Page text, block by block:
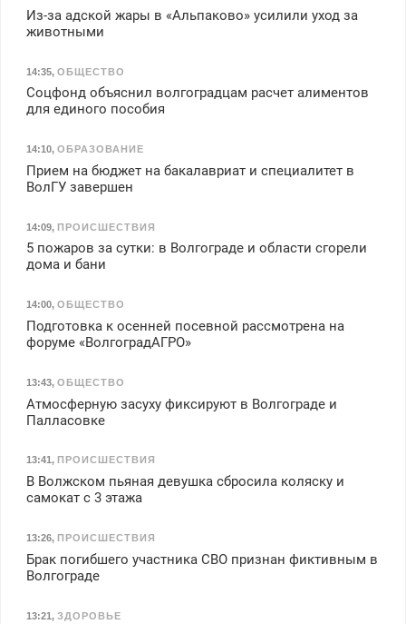
Из-за адской жары в «Альпаково» усилили уход за
животными
14:35, ОБЩЕСТВО
Соцфонд объяснил волгоградцам расчет алиментов
для единого пособия
14:10, ОБРАЗОВАНИЕ
Прием на бюджет на бакалавриат и специалитет в
ВолГУ завершен
14:09, ПРОИСШЕСТВИЯ
5 пожаров за сутки: в Волгограде и области сгорели
дома и бани
14:00, ОБЩЕСТВО
Подготовка к осенней посевной рассмотрена на
форуме «ВолгоградАГРО»
13:43, ОБЩЕСТВО
Атмосферную засуху фиксируют в Волгограде и
Палласовке
13:41, ПРОИСШЕСТВИЯ
В Волжском пьяная девушка сбросила коляску и
самокат с 3 этажа
13:26, ПРОИСШЕСТВИЯ
Брак погибшего участника СВО признан фиктивным в
Волгограде
13:21, ЗДОРОВЬЕ